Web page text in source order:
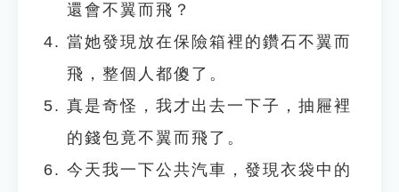
還會不翼而飛？
當她發現放在保險箱裡的鑽石不翼而
飛，整個人都傻了。
真是奇怪，我才出去一下子，抽屜裡
的錢包竟不翼而飛了。
今天我一下公共汽車，發現衣袋中的